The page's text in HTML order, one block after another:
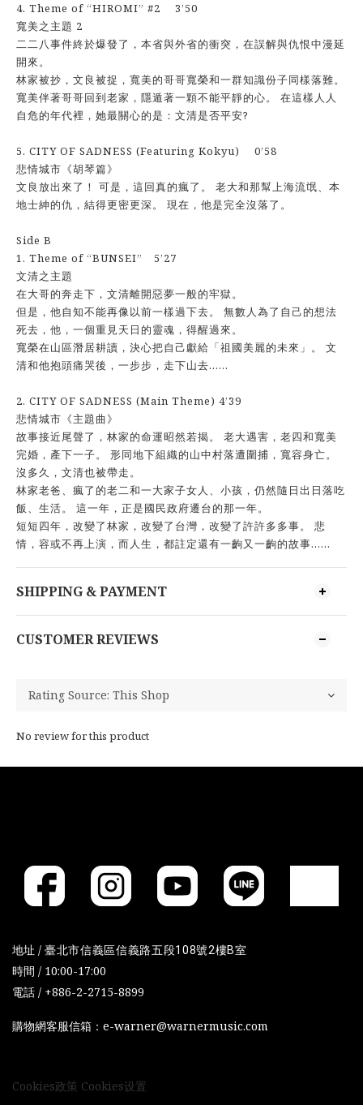
4. Theme of “HIROMI” #2 3’50
寬美之主題 2
二二八事件終於爆發了，本省與外省的衝突，在誤解與仇恨中漫延
開來。
林家被抄，文良被捉，寬美的哥哥寬榮和一群知識份子同樣落難。
寬美伴著哥哥回到老家，隱遁著一顆不能平靜的心。 在這樣人人
自危的年代裡，她最關心的是：文清是否平安?
5. CITY OF SADNESS (Featuring Kokyu) 0’58
悲情城市《胡琴篇》
文良放出來了！ 可是，這回真的瘋了。 老大和那幫上海流氓、本
地士紳的仇，結得更密更深。 現在，他是完全沒落了。
Side B
1. Theme of “BUNSEI” 5’27
文清之主題
在大哥的奔走下，文清離開惡夢一般的牢獄。
但是，他自知不能再像以前一樣過下去。 無數人為了自己的想法
死去，他，一個重見天日的靈魂，得醒過來。
寬榮在山區潛居耕讀，決心把自己獻給「祖國美麗的未來」。 文
清和他抱頭痛哭後，一步步，走下山去……
2. CITY OF SADNESS (Main Theme) 4’39
悲情城市《主題曲》
故事接近尾聲了，林家的命運昭然若揭。 老大遇害，老四和寬美
完婚，產下一子。 形同地下組織的山中村落遭圍捕，寬容身亡。
沒多久，文清也被帶走。
林家老爸、瘋了的老二和一大家子女人、小孩，仍然隨日出日落吃
飯、生活。 這一年，正是國民政府遷台的那一年。
短短四年，改變了林家，改變了台灣，改變了許許多多事。 悲
情，容或不再上演，而人生，都註定還有一齣又一齣的故事……
SHIPPING & PAYMENT
CUSTOMER REVIEWS
No review for this product
地址 / 臺北市信義區信義路五段108號2樓B室
時間 / 10:00-17:00
電話 / +886-2-2715-8899
購物網客服信箱：e-warner@warnermusic.com
Cookies政策 Cookies设置